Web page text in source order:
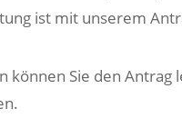
ist mit unserem
können Sie den